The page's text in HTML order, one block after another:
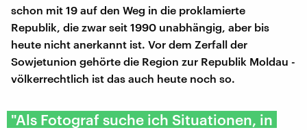
schon mit 19 auf den Weg in die proklamierte
Republik, die zwar seit 1990 unabhängig, aber bis
heute nicht anerkannt ist. Vor dem Zerfall der
Sowjetunion gehörte die Region zur Republik Moldau -
völkerrechtlich ist das auch heute noch so.
"Als Fotograf suche ich Situationen, in